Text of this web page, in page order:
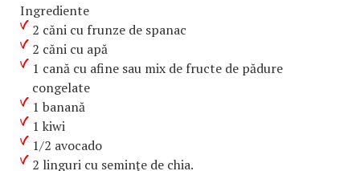
Ingrediente
2 căni cu frunze de spanac
2 căni cu apă
1 cană cu afine sau mix de fructe de pădure
congelate
1 banană
1 kiwi
1/2 avocado
2 linguri cu seminţe de chia.